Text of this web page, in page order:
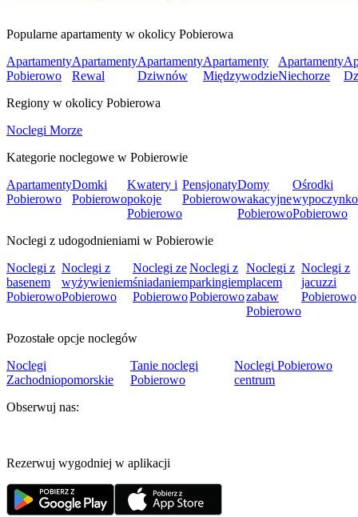
Popularne apartamenty w okolicy Pobierowa
Apartamenty
Pobierowo
Apartamenty
Rewal
Apartamenty
Dziwnów
Apartamenty
Międzywodzie
Apartamenty
Niechorze
Regiony w okolicy Pobierowa
Noclegi Morze
Kategorie noclegowe w Pobierowie
Apartamenty
Pobierowo
Domki
Pobierowo
Kwatery i
pokoje
Pobierowo
Pensjonaty
Pobierowo
Domy
wakacyjne
Pobierowo
Ośrodki
Pobierowo
Noclegi z udogodnieniami w Pobierowie
Noclegi z
basenem
Pobierowo
Noclegi z
wyżywieniem
Pobierowo
Noclegi ze
śniadaniem
Pobierowo
Noclegi z
parkingiem
Pobierowo
Noclegi z
placem
zabaw
Pobierowo
Noclegi z
jacuzzi
Pobierowo
Pozostałe opcje noclegów
Noclegi
Zachodniopomorskie
Tanie noclegi
Pobierowo
Noclegi Pobierowo
centrum
Obserwuj nas:
Rezerwuj wygodniej w aplikacji